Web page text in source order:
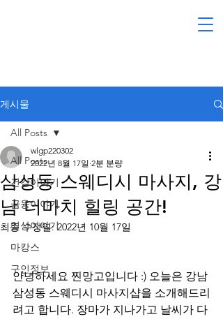
게시물
All Posts
건강이야기
금융이야기
일상이야기
마캉스
구인정보
All Posts
삼성동 스웨디시 마사지, 강
남 더마치 힐링 공간!
wlgp220302
2022년 8월 17일 2분 분량
최종 수정일: 2022년 10월 17일
안녕하세요 찐망고입니다 :) 오늘은 강남
삼성동 스웨디시 마사지샵을 소개해드리
려고 합니다. 장마가 지나가고 날씨가 다